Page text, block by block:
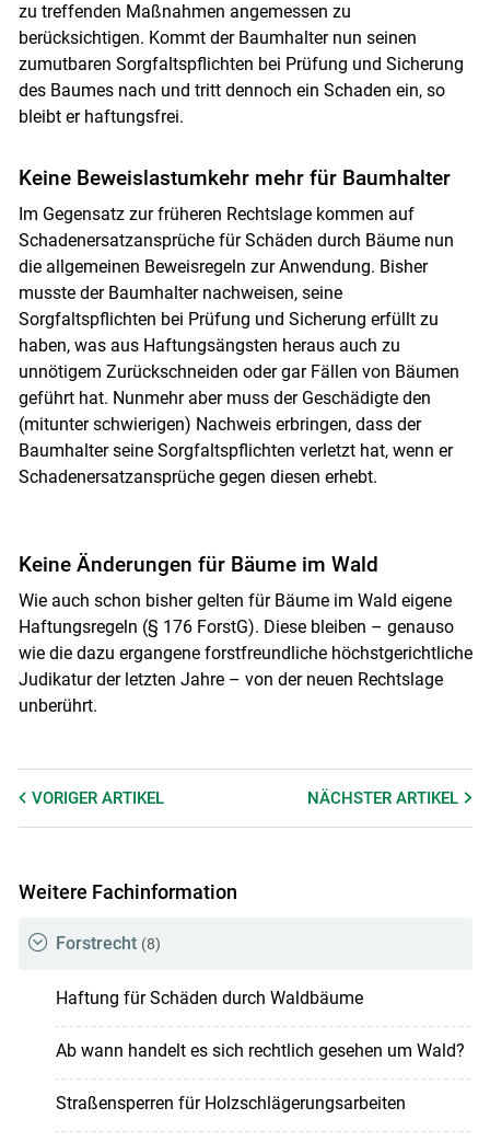
zu treffenden Maßnahmen angemessen zu
berücksichtigen. Kommt der Baumhalter nun seinen
zumutbaren Sorgfaltspflichten bei Prüfung und Sicherung
des Baumes nach und tritt dennoch ein Schaden ein, so
bleibt er haftungsfrei.
Keine Beweislastumkehr mehr für Baumhalter
Im Gegensatz zur früheren Rechtslage kommen auf
Schadenersatzansprüche für Schäden durch Bäume nun
die allgemeinen Beweisregeln zur Anwendung. Bisher
musste der Baumhalter nachweisen, seine
Sorgfaltspflichten bei Prüfung und Sicherung erfüllt zu
haben, was aus Haftungsängsten heraus auch zu
unnötigem Zurückschneiden oder gar Fällen von Bäumen
geführt hat. Nunmehr aber muss der Geschädigte den
(mitunter schwierigen) Nachweis erbringen, dass der
Baumhalter seine Sorgfaltspflichten verletzt hat, wenn er
Schadenersatzansprüche gegen diesen erhebt.
Keine Änderungen für Bäume im Wald
Wie auch schon bisher gelten für Bäume im Wald eigene
Haftungsregeln (§ 176 ForstG). Diese bleiben – genauso
wie die dazu ergangene forstfreundliche höchstgerichtliche
Judikatur der letzten Jahre – von der neuen Rechtslage
unberührt.
VORIGER ARTIKEL NÄCHSTERARTIKEL
Weitere Fachinformation
Forstrecht (8)
Haftung für Schäden durch Waldbäume
Ab wann handelt es sich rechtlich gesehen um Wald?
Straßensperren für Holzschlägerungsarbeiten